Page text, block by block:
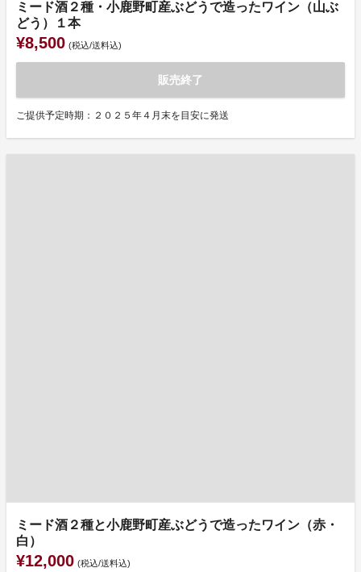
ミード酒２種・小鹿野町産ぶどうで造ったワイン（山ぶ
どう）１本
¥8,500 (税込/送料込)
販売終了
ご提供予定時期：２０２５年４月末を目安に発送
ミード酒２種と小鹿野町産ぶどうで造ったワイン（赤・
白）
¥12,000 (税込/送料込)